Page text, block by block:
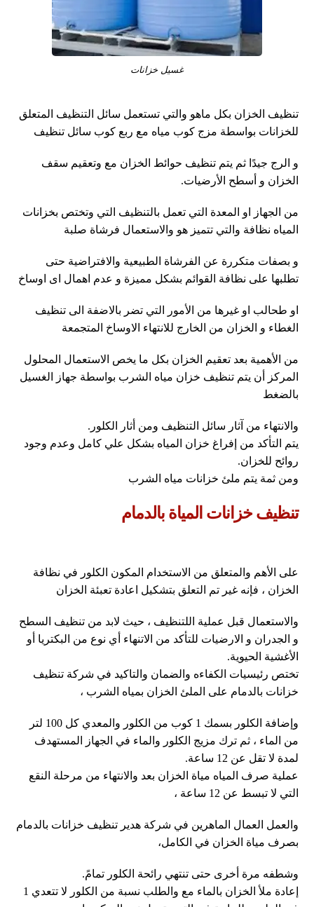
غسيل خزانات
تنظيف الخزان بكل ماهو والتي تستعمل سائل التنظيف المتعلق
للخزانات بواسطة مزج كوب مياه مع ربع كوب سائل تنظيف
و الرج جيدًا ثم يتم تنظيف حوائط الخزان مع وتعقيم سقف
الخزان و أسطح الأرضيات.
من الجهاز او المعدة التي تعمل بالتنظيف التي وتختص بخزانات
المياه نظافة والتي تتميز هو والاستعمال فرشاة صلبة
و بصفات متكررة عن الفرشاة الطبيعية والافتراضية حتى
تطلبها على نظافة القوائم بشكل مميزة و عدم اهمال اى اوساخ
او طحالب او غيرها من الأمور التي تضر بالاضفة الى تنظيف
الغطاء و الخزان من الخارج للانتهاء الاوساخ المتجمعة
من الأهمية بعد تعقيم الخزان بكل ما يخص الاستعمال المحلول
المركز أن يتم تنظيف خزان مياه الشرب بواسطة جهاز الغسيل
بالضغط
والانتهاء من آثار سائل التنظيف ومن أثار الكلور.
يتم التأكد من إفراغ خزان المياه بشكل علي كامل وعدم وجود
روائح للخزان.
ومن ثمة يتم ملئ خزانات مياه الشرب
تنظيف خزانات المياة بالدمام
على الأهم والمتعلق من الاستخدام المكون الكلور في نظافة
الخزان ، فإنه غير تم التعلق بتشكيل اعادة تعبئة الخزان
والاستعمال قبل عملية اللتنظيف ، حيث لابد من تنظيف السطح
و الجدران و الارضيات للتأكد من الاتنهاء أي نوع من البكتريا أو
الأغشية الحيوية.
تختص رئيسيات الكفاءه والضمان والتاكيد في شركة تنظيف
خزانات بالدمام على الملئ الخزان بمياه الشرب ،
وإضافة الكلور بسمك 1 كوب من الكلور والمعدي كل 100 لتر
من الماء ، ثم ترك مزيج الكلور والماء في الجهاز المستهدف
لمدة لا تقل عن 12 ساعة.
عملية صرف المياه مياة الخزان بعد والانتهاء من مرحلة النقع
التي لا تبسط عن 12 ساعة ،
والعمل العمال الماهرين في شركة هدير تنظيف خزانات بالدمام
بصرف مياة الخزان في الكامل،
وشطفه مرة أخرى حتى تنتهي رائحة الكلور تمامً.
إعادة ملأ الخزان بالماء مع والطلب نسبة من الكلور لا تتعدي 1